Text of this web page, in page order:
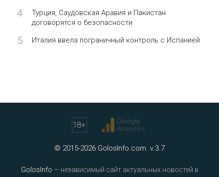
4
Турция, Саудовская Аравия и Пакистан
договорятся о безопасности
5 Италия ввела пограничный контроль с Испанией
18+
© 2015-2026 GolosInfo.com. v.3.7
GolosInfo — независимый сайт актуальных новостей в